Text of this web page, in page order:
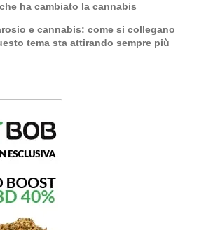
ha cambiato la cannabis
e cannabis: come si collegano
tema sta attirando sempre più